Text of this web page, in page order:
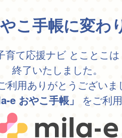
こ手帳に変わ
育て応援ナビ とことこは
終了いたしました。
利用ありがとうございま
e おやこ手帳」 をご利